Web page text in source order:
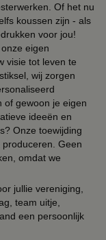
Of het nu
koussen zijn - als
voor jou!
eigen
visie tot leven te
wij zorgen
of gewoon je eigen
ideeën en
Onze toewijding
Geen
omdat we
jullie vereniging,
team uitje,
een persoonlijk